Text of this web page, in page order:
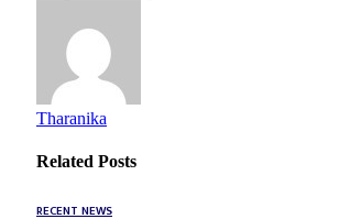
Tharanika
Related Posts
RECENT NEWS